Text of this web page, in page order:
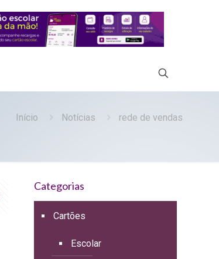
Início Notícias rede de vendas
Categorias
Cartões
Escolar